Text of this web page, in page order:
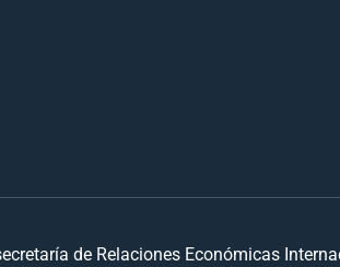
de Relaciones Económicas